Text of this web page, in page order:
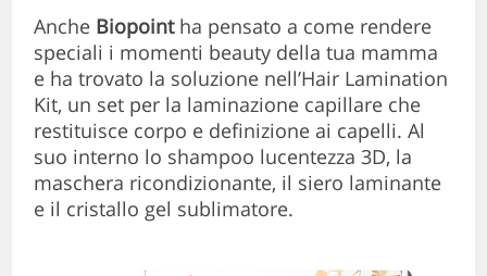
Anche Biopointha pensato a come rendere
speciali i momenti beauty della tua mamma
e ha trovato la soluzione nell’Hair Lamination
Kit, un set per la laminazione capillare che
restituisce corpo e definizione ai capelli. Al
suo interno lo shampoo lucentezza 3D, la
maschera ricondizionante, il siero laminante
e il cristallo gel sublimatore.